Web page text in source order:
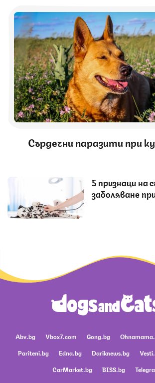
Сърдечни паразити при
5 признаци на
заболяване
Abv.bg Vbox7.com Gong.bg
Pariteni.bg
Edna.bg Dariknews.bg
CarMarket.bg
BISS.bg